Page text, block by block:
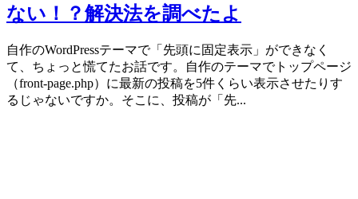
ない！？解決法を調べたよ
自作のWordPressテーマで「先頭に固定表示」ができなく
て、ちょっと慌てたお話です。自作のテーマでトップページ
（front-page.php）に最新の投稿を5件くらい表示させたりす
るじゃないですか。そこに、投稿が「先...